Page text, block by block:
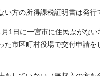
い方の所得課税証明書は発行
1日に一宮市に住民票がな
た市区町村役場で交付申請を